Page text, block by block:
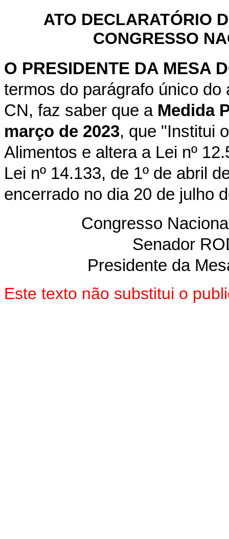
ATO DECLARATÓRIO
CONGRESSO
O PRESIDENTE DA MESA
termos do parágrafo único do
CN, faz saber que a Medida
março de 2023, que "Institui
Alimentos e altera a Lei nº
Lei nº 14.133, de 1º de abril
encerrado no dia 20 de julho
Congresso
Senador
Presidente da
Este texto não substitui o